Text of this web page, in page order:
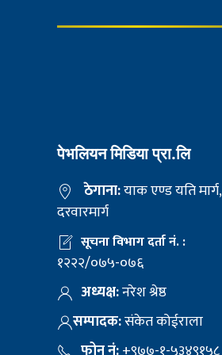
पेभलियन मिडिया प्रा.लि
ठेगाना:याक एण्ड यति मार्ग,
दरवारमार्ग
सूचना विभाग दर्ता नं. :
१२२२/०७५-०७६
अध्यक्ष:नरेश श्रेष्ठ
सम्पादक:संकेत कोईराला